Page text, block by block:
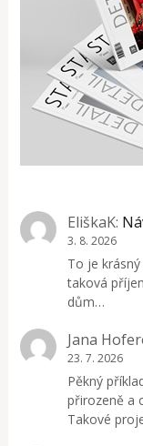
EliškaK:
3. 8. 2026
To je
taková
dům…
Jana
23. 7. 2026
Pěkný
přirozeně a
Takové